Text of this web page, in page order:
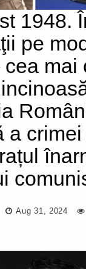
1948.
pe
cea mai
a
Aug 31, 2024